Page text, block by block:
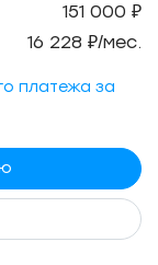
151 000 ₽
16 228 ₽/мес.
платежа за